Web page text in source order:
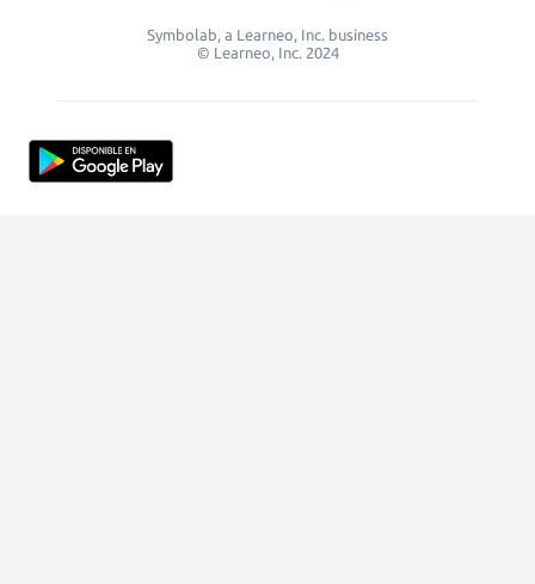
Symbolab, a Learneo, Inc. business
© Learneo, Inc. 2024